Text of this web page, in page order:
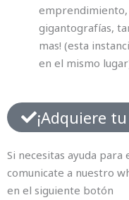
gigantografías,
mas! (esta
en el mismo
¡Adquiere
Si necesitas ayuda
comunicate a nuestro
en el siguiente botón